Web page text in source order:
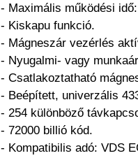
- Maximális működési
- Kiskapu funkció.
- Mágneszár vezérlés
- Nyugalmi- vagy
- Csatlakoztatható
- Beépített, univerzális
- 254 különböző
- 72000 billió kód.
- Kompatibilis adó: VDS